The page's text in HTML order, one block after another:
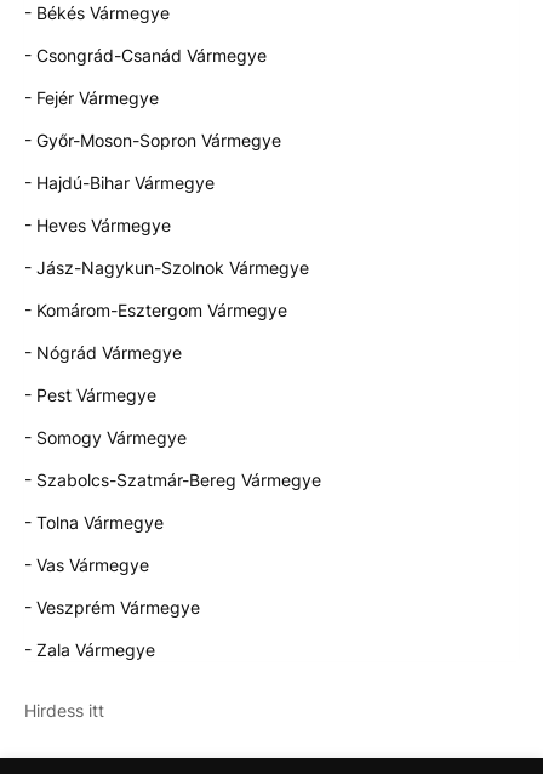
- Békés Vármegye
- Csongrád-Csanád Vármegye
- Fejér Vármegye
- Győr-Moson-Sopron Vármegye
- Hajdú-Bihar Vármegye
- Heves Vármegye
- Jász-Nagykun-Szolnok Vármegye
- Komárom-Esztergom Vármegye
- Nógrád Vármegye
- Pest Vármegye
- Somogy Vármegye
- Szabolcs-Szatmár-Bereg Vármegye
- Tolna Vármegye
- Vas Vármegye
- Veszprém Vármegye
- Zala Vármegye
Hirdess itt